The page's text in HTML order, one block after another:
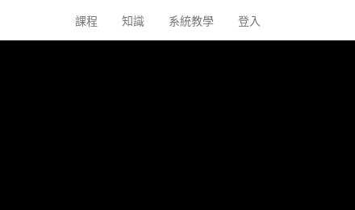
課程 知識 系統教學 登入